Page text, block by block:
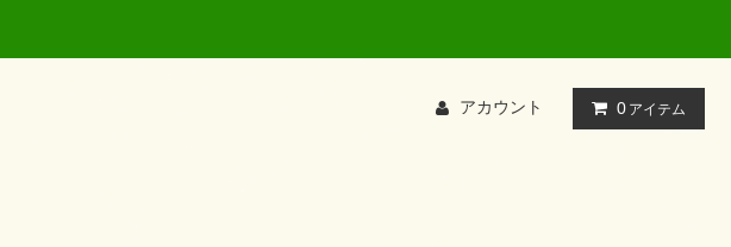
力して検索してください
アカウント 0 アイテム